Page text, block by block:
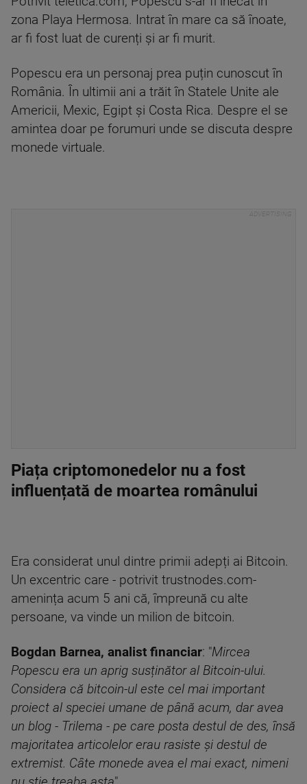
zona Playa Hermosa. Intrat în mare ca să înoate,
ar fi fost luat de curenți și ar fi murit.
Popescu era un personaj prea puțin cunoscut în
România. În ultimii ani a trăit în Statele Unite ale
Americii, Mexic, Egipt și Costa Rica. Despre el se
amintea doar pe forumuri unde se discuta despre
monede virtuale.
Piața criptomonedelor nu a fost
influențată de moartea românului
Era considerat unul dintre primii adepți ai Bitcoin.
Un excentric care - potrivit trustnodes.com-
amenința acum 5 ani că, împreună cu alte
persoane, va vinde un milion de bitcoin.
Bogdan Barnea, analist financiar: "Mircea
Popescu era un aprig susținător al Bitcoin-ului.
Considera că bitcoin-ul este cel mai important
proiect al speciei umane de până acum, dar avea
un blog - Trilema - pe care posta destul de des, însă
majoritatea articolelor erau rasiste și destul de
extremist. Câte monede avea el mai exact, nimeni